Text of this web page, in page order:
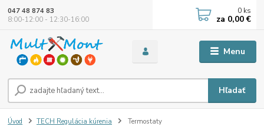
Menu
Hľadať
047 48 874 83
8:00-12:00 - 12:30-16:00
0 ks
za 0,00 €
Úvod TECH Regulácia kúrenia Termostaty